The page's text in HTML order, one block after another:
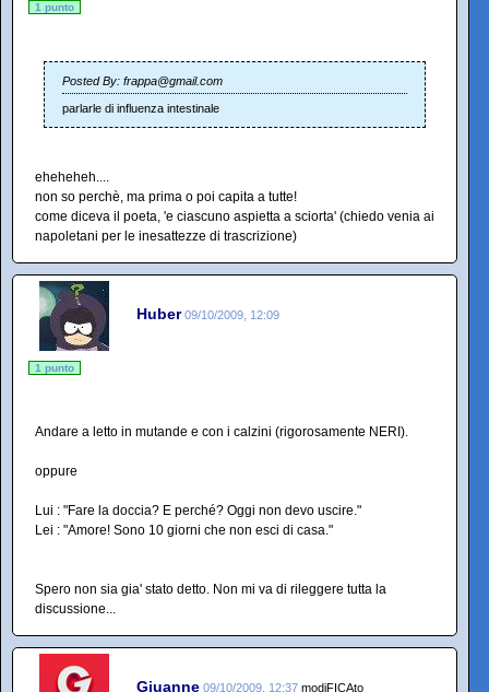
1 punto
Posted By: frappa@gmail.com
parlarle di influenza intestinale
eheheheh....
non so perchè, ma prima o poi capita a tutte!
come diceva il poeta, 'e ciascuno aspietta a sciorta' (chiedo venia ai
napoletani per le inesattezze di trascrizione)
Huber 09/10/2009, 12:09
1 punto
Andare a letto in mutande e con i calzini (rigorosamente NERI).
oppure
Lui : "Fare la doccia? E perché? Oggi non devo uscire."
Lei : "Amore! Sono 10 giorni che non esci di casa."
Spero non sia gia' stato detto. Non mi va di rileggere tutta la
discussione...
Giuanne 09/10/2009, 12:37 modiFICAto